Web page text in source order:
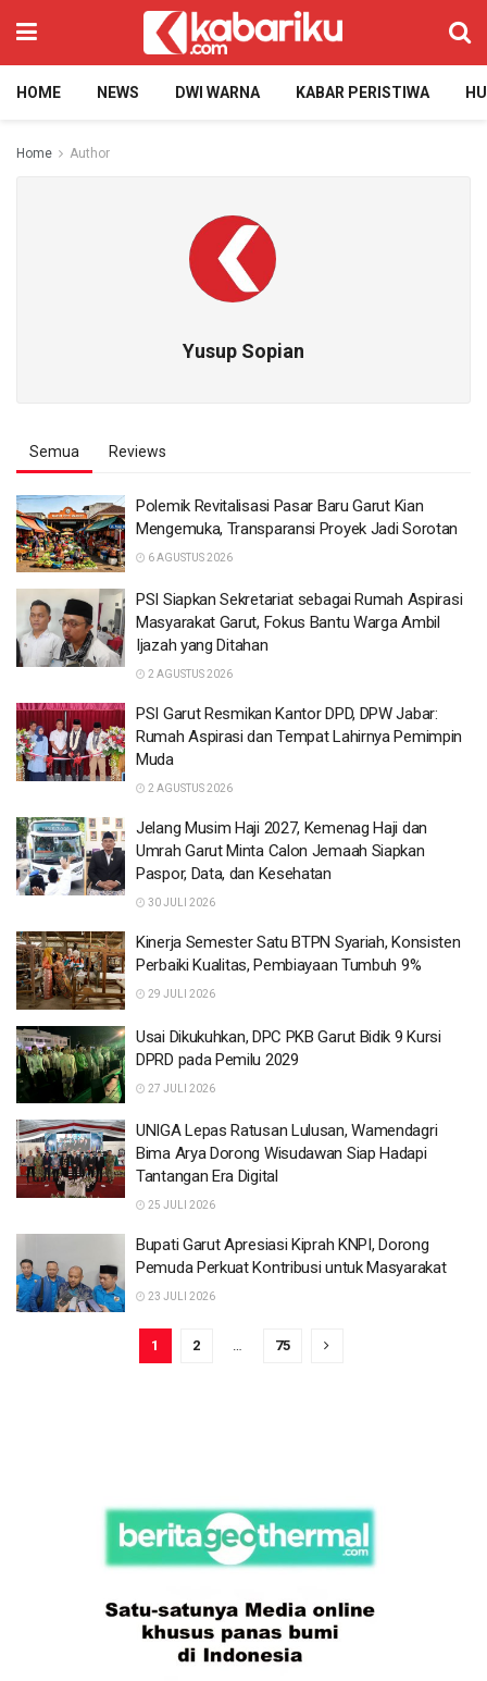
HOME NEWS DWI WARNA KABAR PERISTIWA
Home Author
Yusup Sopian
Semua Reviews
Polemik Revitalisasi Pasar Baru Garut Kian
Mengemuka, Transparansi Proyek Jadi Sorotan
6 AGUSTUS 2026
PSI Siapkan Sekretariat sebagai Rumah Aspirasi
Masyarakat Garut, Fokus Bantu Warga Ambil
Ijazah yang Ditahan
2 AGUSTUS 2026
PSI Garut Resmikan Kantor DPD, DPW Jabar:
Rumah Aspirasi dan Tempat Lahirnya Pemimpin
Muda
2 AGUSTUS 2026
Jelang Musim Haji 2027, Kemenag Haji dan
Umrah Garut Minta Calon Jemaah Siapkan
Paspor, Data, dan Kesehatan
30 JULI 2026
Kinerja Semester Satu BTPN Syariah, Konsisten
Perbaiki Kualitas, Pembiayaan Tumbuh 9%
29 JULI 2026
Usai Dikukuhkan, DPC PKB Garut Bidik 9 Kursi
DPRD pada Pemilu 2029
27 JULI 2026
UNIGA Lepas Ratusan Lulusan, Wamendagri
Bima Arya Dorong Wisudawan Siap Hadapi
Tantangan Era Digital
25 JULI 2026
Bupati Garut Apresiasi Kiprah KNPI, Dorong
Pemuda Perkuat Kontribusi untuk Masyarakat
23 JULI 2026
1 2 75